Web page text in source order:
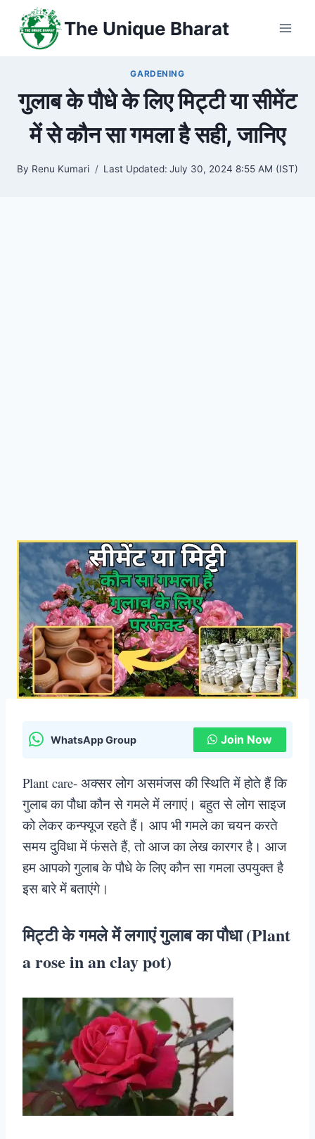
content
The Unique Bharat
GARDENING
गुलाब के पौधे के लिए मिट्टी या सीमेंट
में से कौन सा गमला है सही, जानिए
By Renu Kumari Last Updated: July 30, 2024 8:55 AM (IST)
WhatsApp Group Join Now
Plant care- अक्सर लोग असमंजस की स्थिति में होते हैं कि
गुलाब का पौधा कौन से गमले में लगाएं। बहुत से लोग साइज
को लेकर कन्फ्यूज रहते हैं। आप भी गमले का चयन करते
समय दुविधा में फंसते हैं, तो आज का लेख कारगर है। आज
हम आपको गुलाब के पौधे के लिए कौन सा गमला उपयुक्त है
इस बारे में बताएंगे।
मिट्टी के गमले में लगाएं गुलाब का पौधा (Plant
a rose in an clay pot)